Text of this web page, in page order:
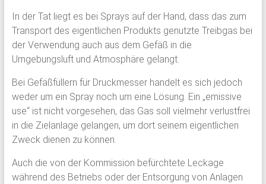
In der Tat liegt es bei Sprays auf der Hand, dass das zum
Transport des eigentlichen Produkts genutzte Treibgas bei
der Verwendung auch aus dem Gefäß in die
Umgebungsluft und Atmosphäre gelangt.
Bei Gefäßfüllern für Druckmesser handelt es sich jedoch
weder um ein Spray noch um eine Lösung. Ein „emissive
use“ ist nicht vorgesehen, das Gas soll vielmehr verlustfrei
in die Zielanlage gelangen, um dort seinem eigentlichen
Zweck dienen zu können.
Auch die von der Kommission befürchtete Leckage
während des Betriebs oder der Entsorgung von Anlagen